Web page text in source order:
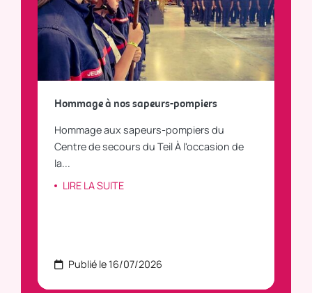
Hommage à nos sapeurs-pompiers
Hommage aux sapeurs-pompiers du
Centre de secours du Teil À l'occasion de
la...
LIRE LA SUITE
Publié le 16/07/2026